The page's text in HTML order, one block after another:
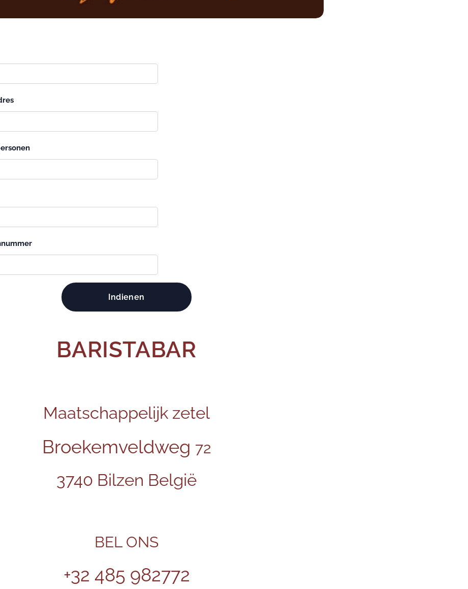
Indienen
BARISTABAR
Maatschappelijk zetel
Broekemveldweg 72
3740 Bilzen België
BEL ONS
+32 485 982772